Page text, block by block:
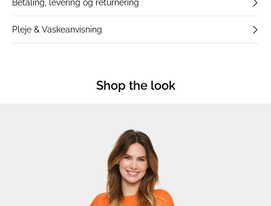
Betaling, levering og returnering
Pleje & Vaskeanvisning
Shop the look